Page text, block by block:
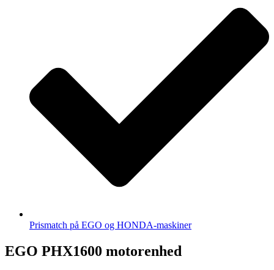
Prismatch på EGO og HONDA-maskiner
EGO PHX1600 motorenhed